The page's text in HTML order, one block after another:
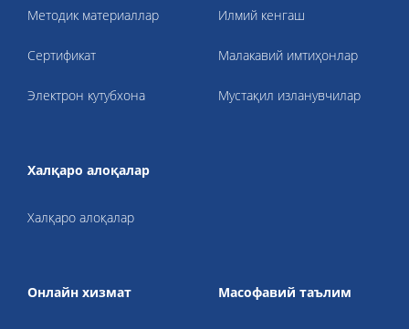
Методик материаллар
Cертификат
Электрон кутубхона
Илмий кенгаш
Малакавий имтиҳонлар
Мустақил изланувчилар
Халқаро алоқалар
Халқаро алоқалар
Онлайн хизмат Масофавий таълим